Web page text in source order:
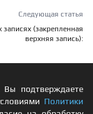
Следующая статья
записях (закрепленная
верхняя запись):
подтверждаете
Политики